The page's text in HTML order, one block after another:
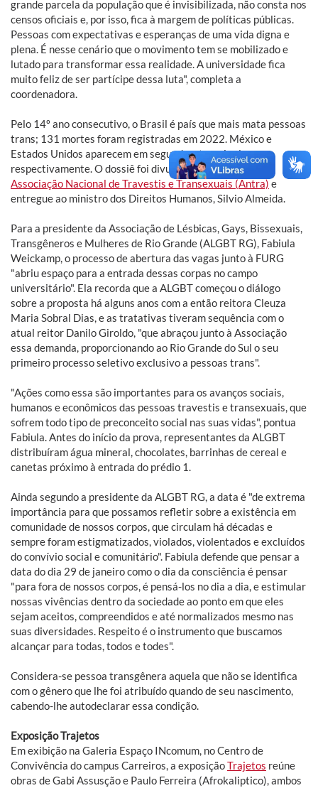
grande parcela da população que é invisibilizada, não consta nos
censos oficiais e, por isso, fica à margem de políticas públicas.
Pessoas com expectativas e esperanças de uma vida digna e
plena. É nesse cenário que o movimento tem se mobilizado e
lutado para transformar essa realidade. A universidade fica
muito feliz de ser partícipe dessa luta", completa a
coordenadora.
Pelo 14º ano consecutivo, o Brasil é país que mais mata pessoas
trans; 131 mortes foram registradas em 2022. México e
Estados Unidos aparecem em segundo e terceiro lugares,
respectivamente. O dossiê foi divulgado ontem, 26, pela
Associação Nacional de Travestis e Transexuais (Antra)e
entregue ao ministro dos Direitos Humanos, Silvio Almeida.
Para a presidente da Associação de Lésbicas, Gays, Bissexuais,
Transgêneros e Mulheres de Rio Grande (ALGBT RG), Fabiula
Weickamp, o processo de abertura das vagas junto à FURG
"abriu espaço para a entrada dessas corpas no campo
universitário". Ela recorda que a ALGBT começou o diálogo
sobre a proposta há alguns anos com a então reitora Cleuza
Maria Sobral Dias, e as tratativas tiveram sequência com o
atual reitor Danilo Giroldo, "que abraçou junto à Associação
essa demanda, proporcionando ao Rio Grande do Sul o seu
primeiro processo seletivo exclusivo a pessoas trans".
"Ações como essa são importantes para os avanços sociais,
humanos e econômicos das pessoas travestis e transexuais, que
sofrem todo tipo de preconceito social nas suas vidas", pontua
Fabiula. Antes do início da prova, representantes da ALGBT
distribuíram água mineral, chocolates, barrinhas de cereal e
canetas próximo à entrada do prédio 1.
Ainda segundo a presidente da ALGBT RG, a data é "de extrema
importância para que possamos refletir sobre a existência em
comunidade de nossos corpos, que circulam há décadas e
sempre foram estigmatizados, violados, violentados e excluídos
do convívio social e comunitário". Fabiula defende que pensar a
data do dia 29 de janeiro como o dia da consciência é pensar
"para fora de nossos corpos, é pensá-los no dia a dia, e estimular
nossas vivências dentro da sociedade ao ponto em que eles
sejam aceitos, compreendidos e até normalizados mesmo nas
suas diversidades. Respeito é o instrumento que buscamos
alcançar para todas, todos e todes".
Considera-se pessoa transgênera aquela que não se identifica
com o gênero que lhe foi atribuído quando de seu nascimento,
cabendo-lhe autodeclarar essa condição.
Exposição Trajetos
Em exibição na Galeria Espaço INcomum, no Centro de
Convivência do campus Carreiros, a exposiçãoTrajetos reúne
obras de Gabi Assusção e Paulo Ferreira (Afrokaliptico), ambos